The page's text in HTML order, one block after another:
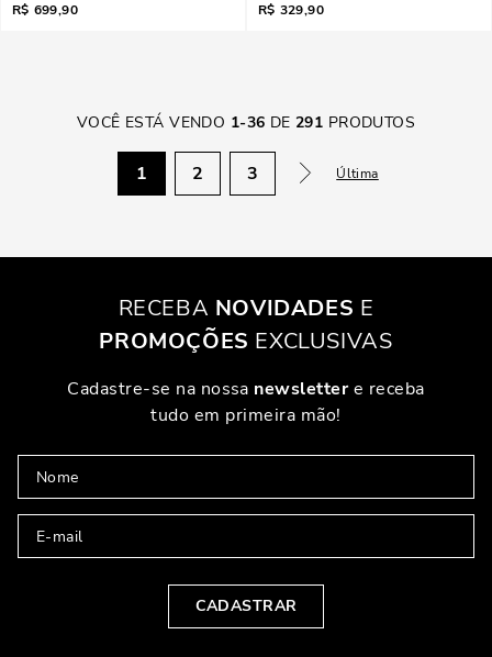
R$ 699,90
R$ 329,90
VOCÊ ESTÁ VENDO 1-36 DE291 PRODUTOS
1 2 3 Última
RECEBA NOVIDADES E
PROMOÇÕES EXCLUSIVAS
Cadastre-se na nossa newslettere receba
tudo em primeira mão!
CADASTRAR